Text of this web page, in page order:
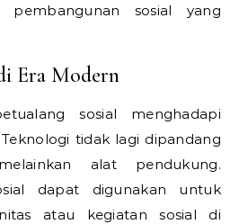
pembangunan sosial yang
Era Modern
sosial menghadapi
tidak lagi dipandang
alat pendukung.
dapat digunakan untuk
atau kegiatan sosial di